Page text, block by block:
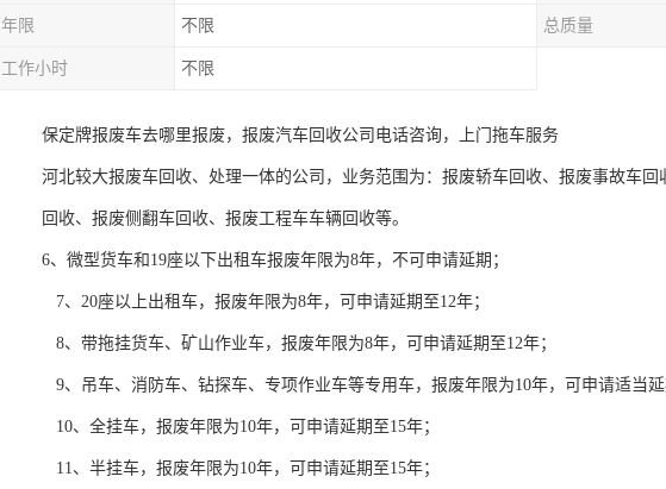
年限 不限 总质量
工作小时 不限
保定牌报废车去哪里报废，报废汽车回收公司电话咨询，上门拖车服务
河北较大报废车回收、处理一体的公司，业务范围为：报废轿车回收、报废事故车
回收、报废侧翻车回收、报废工程车车辆回收等。
6、微型货车和19座以下出租车报废年限为8年，不可申请延期；
7、20座以上出租车，报废年限为8年，可申请延期至12年；
8、带拖挂货车、矿山作业车，报废年限为8年，可申请延期至12年；
9、吊车、消防车、钻探车、专项作业车等专用车，报废年限为10年，可申请适当延
10、全挂车，报废年限为10年，可申请延期至15年；
11、半挂车，报废年限为10年，可申请延期至15年；